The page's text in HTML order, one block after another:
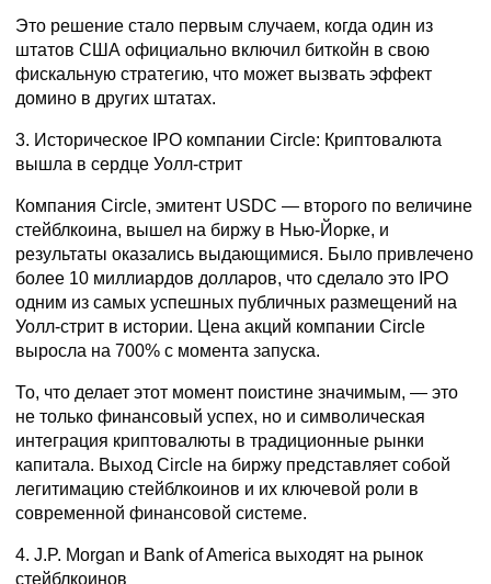
Это решение стало первым случаем, когда один из
штатов США официально включил биткойн в свою
фискальную стратегию, что может вызвать эффект
домино в других штатах.
3. Историческое IPO компании Circle: Криптовалюта
вышла в сердце Уолл-стрит
Компания Circle, эмитент USDC — второго по величине
стейблкоина, вышел на биржу в Нью-Йорке, и
результаты оказались выдающимися. Было привлечено
более 10 миллиардов долларов, что сделало это IPO
одним из самых успешных публичных размещений на
Уолл-стрит в истории. Цена акций компании Circle
выросла на 700% с момента запуска.
То, что делает этот момент поистине значимым, — это
не только финансовый успех, но и символическая
интеграция криптовалюты в традиционные рынки
капитала. Выход Circle на биржу представляет собой
легитимацию стейблкоинов и их ключевой роли в
современной финансовой системе.
4. J.P. Morgan и Bank ofAmerica выходят на рынок
стейблкоинов